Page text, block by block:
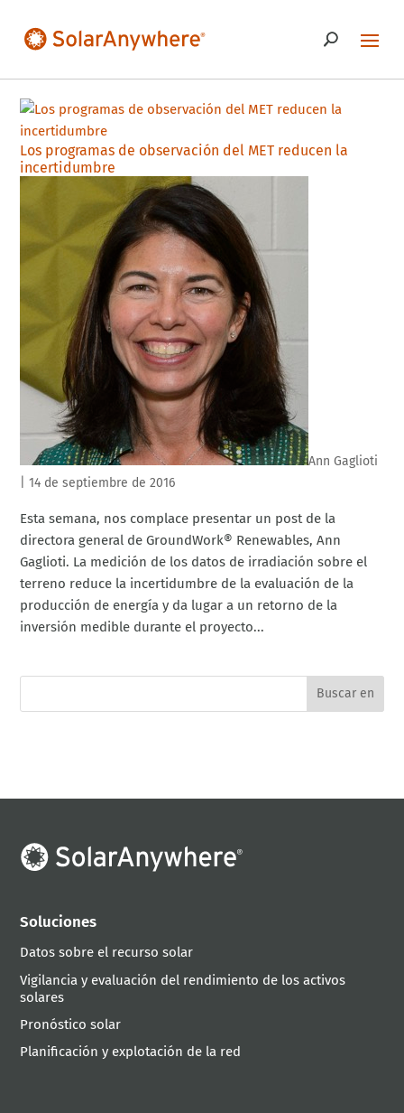
Los programas de observación del MET reducen la
incertidumbre
Ann Gaglioti
|14 de septiembre de 2016
Esta semana, nos complace presentar un post de la
directora general de GroundWork® Renewables, Ann
Gaglioti. La medición de los datos de irradiación sobre el
terreno reduce la incertidumbre de la evaluación de la
producción de energía y da lugar a un retorno de la
inversión medible durante el proyecto...
Soluciones
Datos sobre el recurso solar
Vigilancia y evaluación del rendimiento de los activos
solares
Pronóstico solar
Planificación y explotación de la red